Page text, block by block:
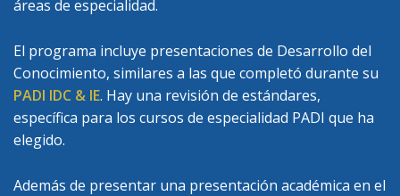
áreas de especialidad.
El programa incluye presentaciones de Desarrollo del
Conocimiento, similares a las que completó durante su
PADI IDC & IE. Hay una revisión de estándares,
específica para los cursos de especialidad PADI que ha
elegido.
Además de presentar una presentación académica en el